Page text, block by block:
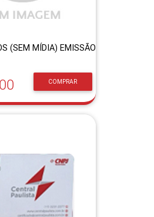
(SEM MÍDIA) EMISSÃO
COMPRAR